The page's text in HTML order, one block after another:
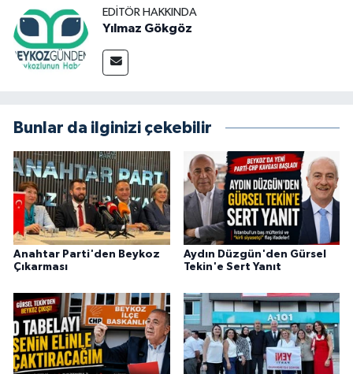
EDITÖR HAKKINDA
Yılmaz Gökgöz
Bunlar da ilginizi çekebilir
Anahtar Parti'den Beykoz
Çıkarması
Aydın Düzgün'den Gürsel
Tekin'e Sert Yanıt